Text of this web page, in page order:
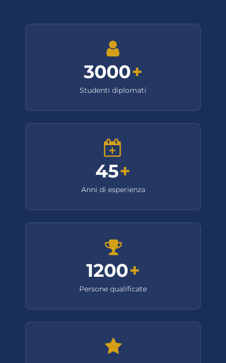
3000+
Studenti diplomati
45+
Anni di esperienza
1200+
Persone qualificate